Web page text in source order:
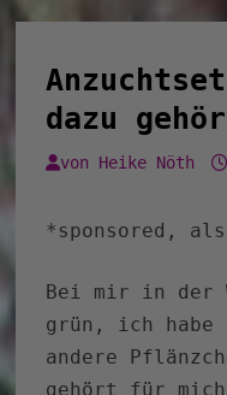
dazu
von Heike Nöth
*sponsored,
Bei mir in der
grün, ich habe
andere
gehört für mich